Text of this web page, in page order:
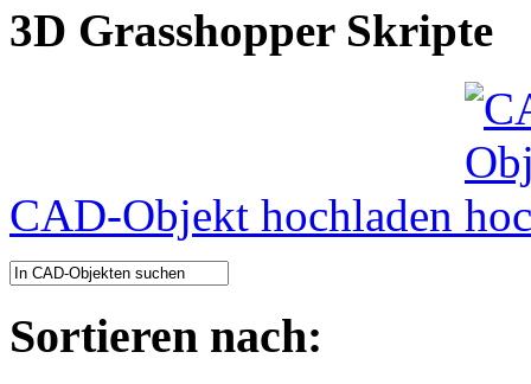
3D Grasshopper Skripte
CAD-Objekt hochladen
Sortieren nach: